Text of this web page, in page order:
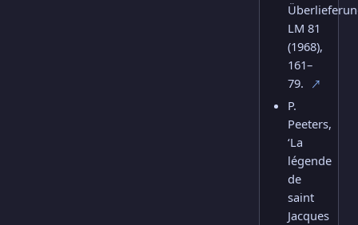
LM 81
(1968),
161–
79.
↗
P.
Peeters,
‘La
légende
de
saint
Jacques